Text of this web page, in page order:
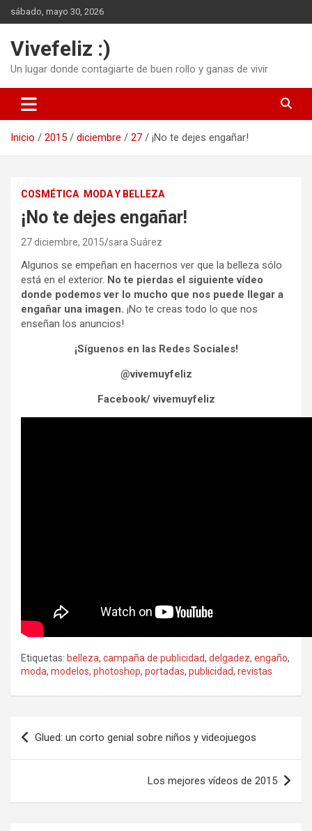
Saltar
al
sábado, mayo 30, 2026
Vivefeliz :)
Un lugar donde contagiarte de buen rollo y ganas de vivir
Inicio 2015 diciembre 27 ¡No te dejes engañar!
COSMÉTICA MODA Y BELLEZA
¡No te dejes engañar!
27 diciembre, 2015 sara Suárez
Algunos se empeñan en hacernos ver que la belleza sólo
está en el exterior. No te pierdas el siguiente vídeo
donde podemos ver lo mucho que nos puede llegar a
engañar una imagen. ¡No te creas todo lo que nos
enseñan los anuncios!
¡Síguenos en las Redes Sociales!
@vivemuyfeliz
Facebook/ vivemuyfeliz
Etiquetas: belleza, campaña de publicidad, delgadez, engaño,
moda, modelos, photoshop, portadas, publicidad, revistas
Navegación
de
Glued: un corto genial sobre niños y videojuegos
Los mejores vídeos de 2015